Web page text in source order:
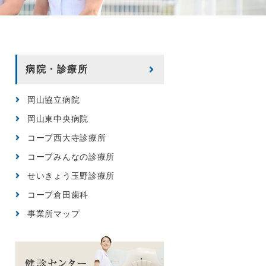
病院・診療所
岡山協立病院
岡山東中央病院
コープ西大寺診療所
コープみんなの診療所
せいきょう玉野診療所
コープ倉田歯科
事業所マップ